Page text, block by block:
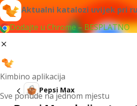
Aktualni katalozi uvijek pri
Dodajte u Chrome – BESPLATNO
Kimbino aplikacija
Sve ponude na jednom mjestu
Pepsi Max